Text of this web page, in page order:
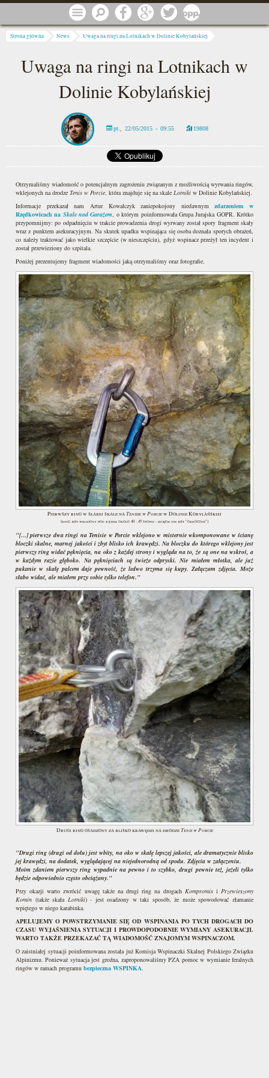
Przejdź do treści Menu Szukaj Facebook Google Twitter
Jesteś tutaj
Strona główna News Uwaga na ringi na Lotnikach w Dolinie Kobylańskiej
Uwaga na ringi na Lotnikach w
Dolinie Kobylańskiej
pt., 22/05/2015 - 09:55 19808
Otrzymaliśmy wiadomość o potencjalnym zagrożeniu związanym z możliwością wyrwania ringów,
wklejonych na drodze Tenis w Porcie , która znajduje się na skale Lotniki w Dolinie Kobylańskiej.
Informacje przekazał nam Artur Kowalczyk zaniepokojony niedawnymzdarzeniem w
Rzędkowicach na Skale nad Garażem , o którym poinformowała Grupa Jurajska GOPR. Krótko
przypomnijmy: po odpadnięciu w trakcie prowadzenia drogi wyrwany został spory fragment skały
wraz z punktem asekuracyjnym. Na skutek upadku wspinająca się osoba doznała sporych obrażeń,
co należy traktować jako wielkie szczęście (w nieszczęściu), gdyż wspinacz przeżył ten incydent i
został przewieziony do szpitala.
Poniżej prezentujemy fragment wiadomości jaką otrzymaliśmy oraz fotografie.
Pierwszy ring w słabej skale naTenisie w Porciew Dolinie Kobylańskiej
(ring jest wklejony pod kątem około 40 - 45 stopni - zdjęcie nie jest "obrócone")
"[...] pierwsze dwa ringi na Tenisie w Porcie wklejono w misternie wkomponowane w ścianę
bloczki skalne, marnej jakości i zbyt blisko ich krawędzi. Na bloczku do którego wklejony jest
pierwszy ring widać pęknięcia, na oko z każdej strony i wygląda na to, że są one na wskroś, a
w każdym razie głęboko. Na pęknięciach są świeże odpryski. Nie miałem młotka, ale już
pukanie w skałę palcem daje pewność, że ledwo trzyma się kupy. Załączam zdjęcia. Może
słabo widać, ale miałem przy sobie tylko telefon."
Drugi ring osadzony za blisko krawędzi na drodzeTenis w Porcie
"Drugi ring (drugi od dołu) jest wbity, na oko w skałę lepszej jakości, ale dramatycznie blisko
jej krawędzi, na dodatek, wyglądającej na niejednorodną od spodu. Zdjęcia w załączeniu.
Moim zdaniem pierwszy ring wypadnie na pewno i to szybko, drugi pewnie też, jeżeli tylko
będzie odpowiednio często obciążany."
Przy okazji warto zwrócić uwagę także na drugi ring na drogach Kompromis iPrzewieszony
Komin (także skała Lotniki) - jest osadzony w taki sposób, że może spowodować złamanie
wpiętego w niego karabinka.
APELUJEMY O POWSTRZYMANIE SIĘ OD WSPINANIA PO TYCH DROGACH DO
CZASU WYJAŚNIENIA SYTUACJI I PROWDOPODOBNIE WYMIANY ASEKURACJI.
WARTO TAKŻE PRZEKAZAĆ TĄ WIADOMOŚĆ ZNAJOMYM WSPINACZOM.
O zaistniałej sytuacji poinformowana została już Komisja Wspinaczki Skalnej Polskiego Związku
Alpinizmu. Ponieważ sytuacja jest groźna, zaproponowaliśmy PZA pomoc w wymianie feralnych
ringów w ramach programu bezpieczna WSPINKA.